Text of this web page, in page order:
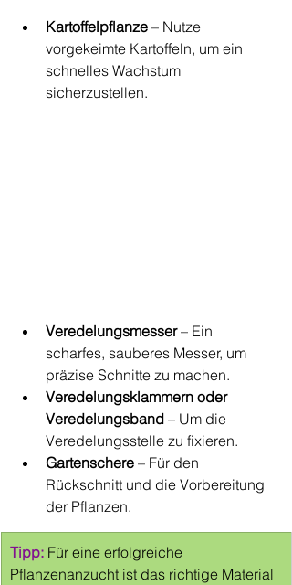
Kartoffelpflanze – Nutze
vorgekeimte Kartoffeln, um ein
schnelles Wachstum
sicherzustellen.
Veredelungsmesser – Ein
scharfes, sauberes Messer, um
präzise Schnitte zu machen.
Veredelungsklammern oder
Veredelungsband – Um die
Veredelungsstelle zu fixieren.
Gartenschere – Für den
Rückschnitt und die Vorbereitung
der Pflanzen.
Tipp: Für eine erfolgreiche
Pflanzenanzucht ist das richtige Material